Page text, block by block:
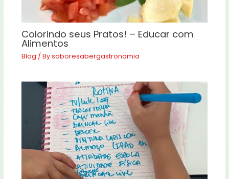
Colorindo seus Pratos! – Educar com
Alimentos
Blog / Bysaboresabergastronomia